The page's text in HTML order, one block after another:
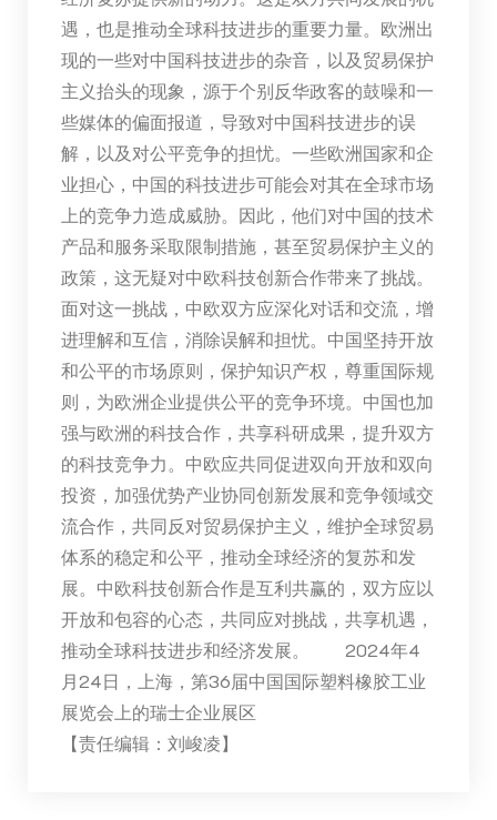
遇，也是推动全球科技进步的重要力量。欧洲出
现的一些对中国科技进步的杂音，以及贸易保护
主义抬头的现象，源于个别反华政客的鼓噪和一
些媒体的偏面报道，导致对中国科技进步的误
解，以及对公平竞争的担忧。一些欧洲国家和企
业担心，中国的科技进步可能会对其在全球市场
上的竞争力造成威胁。因此，他们对中国的技术
产品和服务采取限制措施，甚至贸易保护主义的
政策，这无疑对中欧科技创新合作带来了挑战。
面对这一挑战，中欧双方应深化对话和交流，增
进理解和互信，消除误解和担忧。中国坚持开放
和公平的市场原则，保护知识产权，尊重国际规
则，为欧洲企业提供公平的竞争环境。中国也加
强与欧洲的科技合作，共享科研成果，提升双方
的科技竞争力。中欧应共同促进双向开放和双向
投资，加强优势产业协同创新发展和竞争领域交
流合作，共同反对贸易保护主义，维护全球贸易
体系的稳定和公平，推动全球经济的复苏和发
展。中欧科技创新合作是互利共赢的，双方应以
开放和包容的心态，共同应对挑战，共享机遇，
推动全球科技进步和经济发展。 2024年4
月24日，上海，第36届中国国际塑料橡胶工业
展览会上的瑞士企业展区
【责任编辑：刘峻凌】